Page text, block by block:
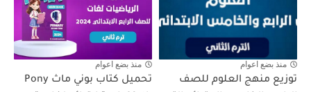
منذ بضع اعوام
توزيع منهج العلوم للصف
منذ بضع اعوام
تحميل كتاب بوني ماث Pony